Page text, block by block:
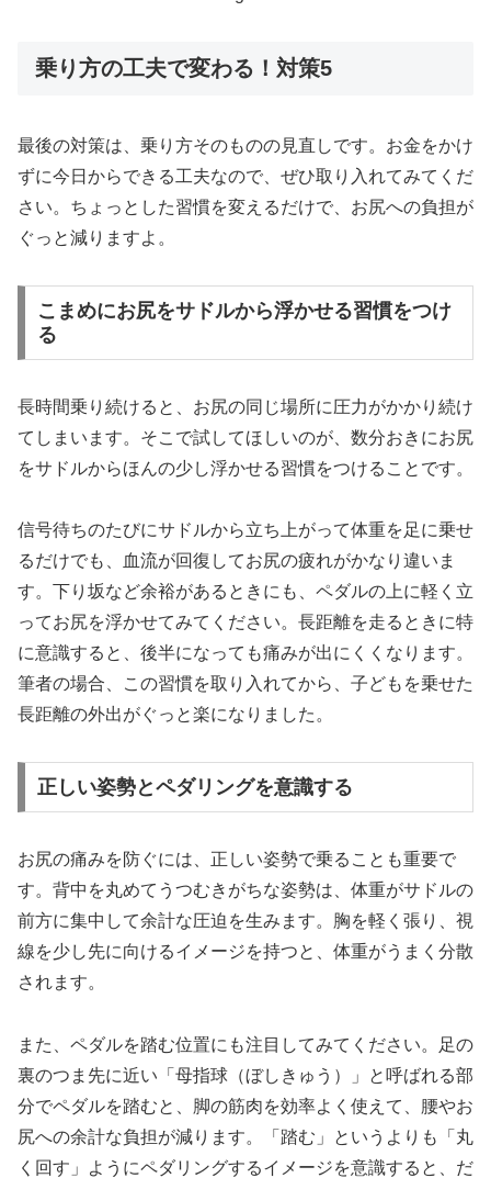
乗り方の工夫で変わる！対策5
最後の対策は、乗り方そのものの見直しです。お金をかけ
ずに今日からできる工夫なので、ぜひ取り入れてみてくだ
さい。ちょっとした習慣を変えるだけで、お尻への負担が
ぐっと減りますよ。
こまめにお尻をサドルから浮かせる習慣をつけ
る
長時間乗り続けると、お尻の同じ場所に圧力がかかり続け
てしまいます。そこで試してほしいのが、数分おきにお尻
をサドルからほんの少し浮かせる習慣をつけることです。
信号待ちのたびにサドルから立ち上がって体重を足に乗せ
るだけでも、血流が回復してお尻の疲れがかなり違いま
す。下り坂など余裕があるときにも、ペダルの上に軽く立
ってお尻を浮かせてみてください。長距離を走るときに特
に意識すると、後半になっても痛みが出にくくなります。
筆者の場合、この習慣を取り入れてから、子どもを乗せた
長距離の外出がぐっと楽になりました。
正しい姿勢とペダリングを意識する
お尻の痛みを防ぐには、正しい姿勢で乗ることも重要で
す。背中を丸めてうつむきがちな姿勢は、体重がサドルの
前方に集中して余計な圧迫を生みます。胸を軽く張り、視
線を少し先に向けるイメージを持つと、体重がうまく分散
されます。
また、ペダルを踏む位置にも注目してみてください。足の
裏のつま先に近い「母指球（ぼしきゅう）」と呼ばれる部
分でペダルを踏むと、脚の筋肉を効率よく使えて、腰やお
尻への余計な負担が減ります。「踏む」というよりも「丸
く回す」ようにペダリングするイメージを意識すると、だ